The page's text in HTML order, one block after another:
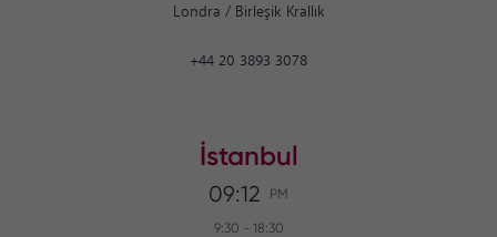
Londra / Birleşik Krallık
+44 20 3893 3078
İstanbul
09:12 PM
9:30 - 18:30